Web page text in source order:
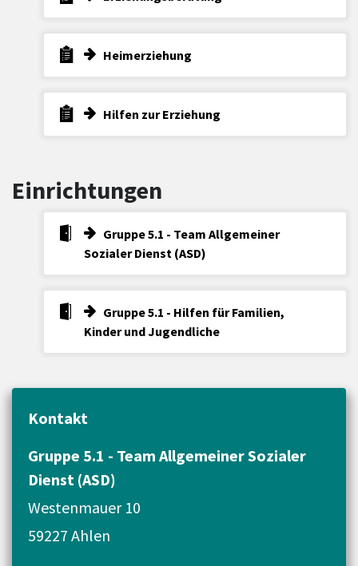
Heimerziehung
Hilfen zur Erziehung
Einrichtungen
Gruppe 5.1 - Team Allgemeiner
Sozialer Dienst (ASD)
Gruppe 5.1 - Hilfen für Familien,
Kinder und Jugendliche
Kontakt
Gruppe 5.1 - Team Allgemeiner Sozialer
Dienst (ASD)
Westenmauer 10
59227 Ahlen